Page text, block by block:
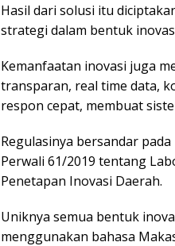
Hasil dari solusi itu
strategi dalam bentuk
Kemanfaatan inovasi juga
transparan, real time data,
respon cepat, membuat
Regulasinya bersandar
Perwali 61/2019 tentang
Penetapan Inovasi Daerah.
Uniknya semua bentuk
menggunakan bahasa